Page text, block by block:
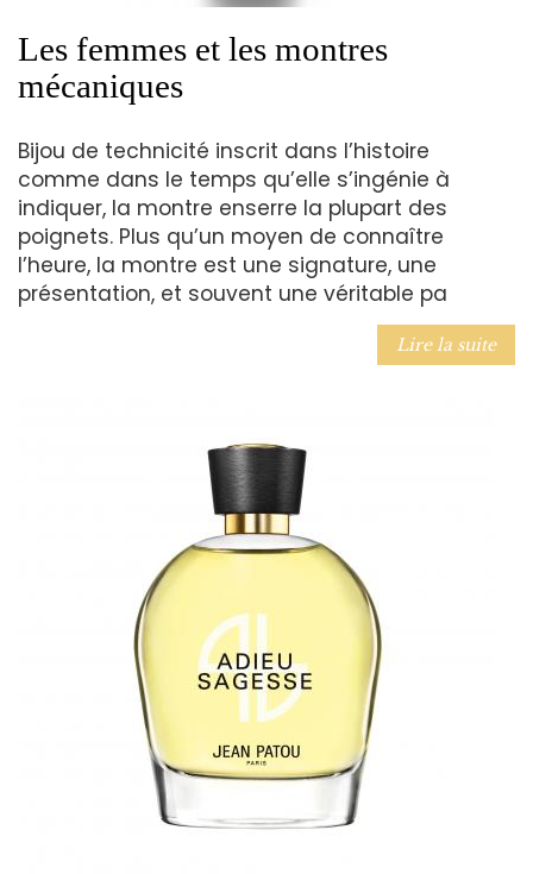
Les femmes et les montres
mécaniques
Bijou de technicité inscrit dans l’histoire
comme dans le temps qu’elle s’ingénie à
indiquer, la montre enserre la plupart des
poignets. Plus qu’un moyen de connaître
l’heure, la montre est une signature, une
présentation, et souvent une véritable pa
Lire la suite